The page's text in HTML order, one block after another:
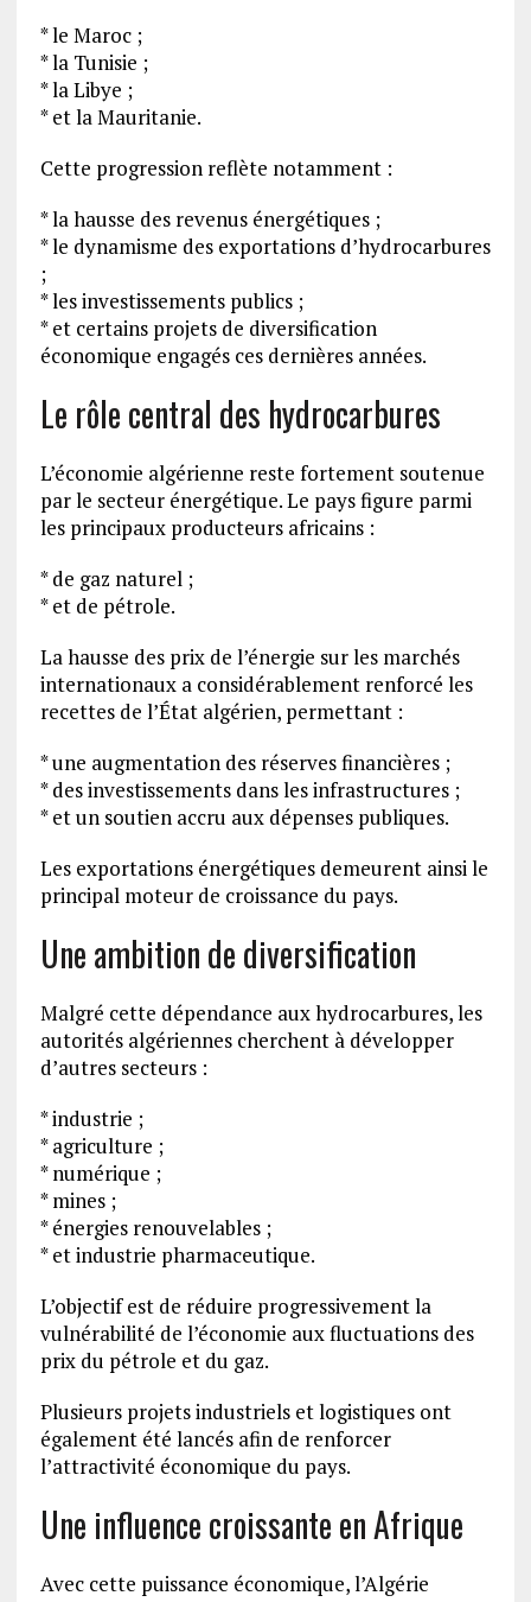
* le Maroc ;
* la Tunisie ;
* la Libye ;
* et la Mauritanie.
Cette progression reflète notamment :
* la hausse des revenus énergétiques ;
* le dynamisme des exportations d’hydrocarbures
;
* les investissements publics ;
* et certains projets de diversification
économique engagés ces dernières années.
Le rôle central des hydrocarbures
L’économie algérienne reste fortement soutenue
par le secteur énergétique. Le pays figure parmi
les principaux producteurs africains :
* de gaz naturel ;
* et de pétrole.
La hausse des prix de l’énergie sur les marchés
internationaux a considérablement renforcé les
recettes de l’État algérien, permettant :
* une augmentation des réserves financières ;
* des investissements dans les infrastructures ;
* et un soutien accru aux dépenses publiques.
Les exportations énergétiques demeurent ainsi le
principal moteur de croissance du pays.
Une ambition de diversification
Malgré cette dépendance aux hydrocarbures, les
autorités algériennes cherchent à développer
d’autres secteurs :
* industrie ;
* agriculture ;
* numérique ;
* mines ;
* énergies renouvelables ;
* et industrie pharmaceutique.
L’objectif est de réduire progressivement la
vulnérabilité de l’économie aux fluctuations des
prix du pétrole et du gaz.
Plusieurs projets industriels et logistiques ont
également été lancés afin de renforcer
l’attractivité économique du pays.
Une influence croissante en Afrique
Avec cette puissance économique, l’Algérie